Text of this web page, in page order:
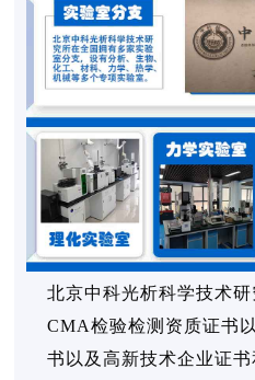
北京中科光析科学技术
CMA检验检测资质证书
书以及高新技术企业证